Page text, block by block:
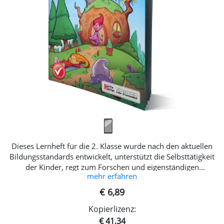
Dieses Lernheft für die 2. Klasse wurde nach den aktuellen
Bildungsstandards entwickelt, unterstützt die Selbsttätigkeit
der Kinder, regt zum Forschen und eigenständigen
mathematischen Denken an. Das 123 Heft 3 beinhaltet viele
unterschiedliche Übungen im Zahlenraum 100, die die
Kinder didaktisch begleiten und helfen, den Zahlenraum zu
begreifen und zu meistern. Inhalt: -Orientierung im
Zahlenraum: Größenvergleiche, Schätzen, Bündeln, Ordnen,
mehr erfahren
€ 6,89
Kopierlizenz:
€ 41,34